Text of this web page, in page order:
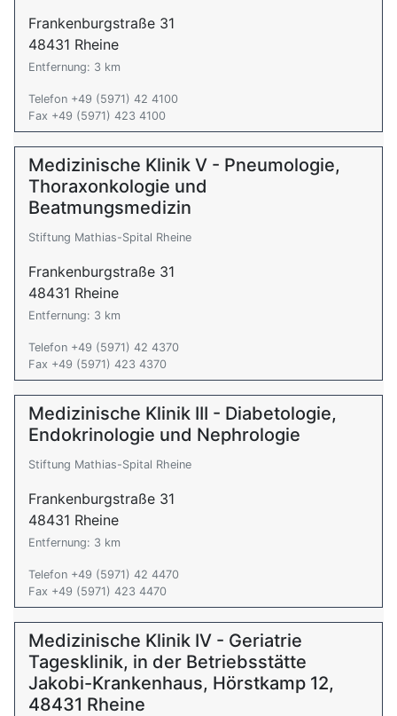
Frankenburgstraße 31
48431 Rheine
Entfernung: 3 km
Telefon +49 (5971) 42 4100
Fax +49 (5971) 423 4100
Medizinische Klinik V - Pneumologie,
Thoraxonkologie und
Beatmungsmedizin
Stiftung Mathias-Spital Rheine
Frankenburgstraße 31
48431 Rheine
Entfernung: 3 km
Telefon +49 (5971) 42 4370
Fax +49 (5971) 423 4370
Medizinische Klinik III - Diabetologie,
Endokrinologie und Nephrologie
Stiftung Mathias-Spital Rheine
Frankenburgstraße 31
48431 Rheine
Entfernung: 3 km
Telefon +49 (5971) 42 4470
Fax +49 (5971) 423 4470
Medizinische Klinik IV - Geriatrie
Tagesklinik, in der Betriebsstätte
Jakobi-Krankenhaus, Hörstkamp 12,
48431 Rheine